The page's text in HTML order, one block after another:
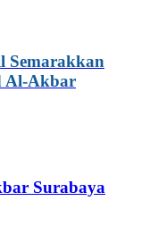
Semarakkan
Al-Akbar
Surabaya